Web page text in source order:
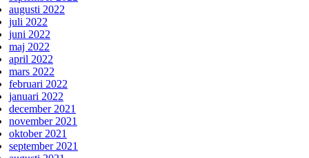
augusti 2022
juli 2022
juni 2022
maj 2022
april 2022
mars 2022
februari 2022
januari 2022
december 2021
november 2021
oktober 2021
september 2021